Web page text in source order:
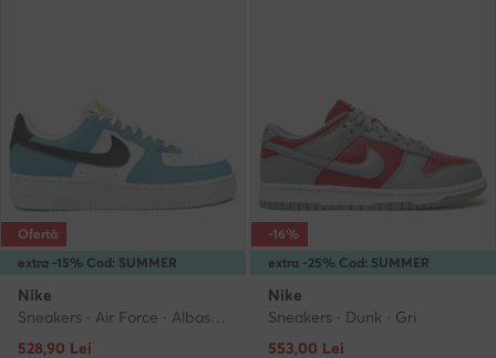
extra -15% Cod: SUMMER
Ofertă
Nike
Sneakers · Air Force · Albastru
Prețul actual
528,90 Lei
extra -25% Cod: SUMMER
-16%
Nike
Sneakers · Dunk · Gri
Prețul actual
553,00 Lei